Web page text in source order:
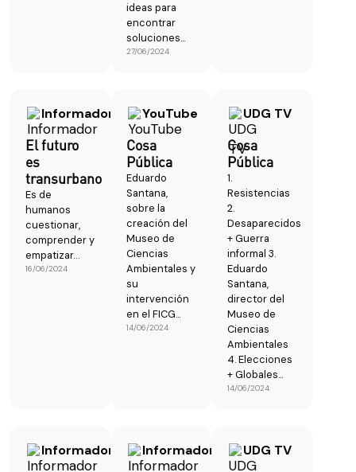
ideas para
encontrar
soluciones...
27/06/2024
Informador
El futuro
es
transurbano
Es de
humanos
cuestionar,
comprender y
empatizar…
16/06/2024
YouTube
Cosa
Pública
Eduardo
Santana,
sobre la
creación del
Museo de
Ciencias
Ambientales y
su
intervención
en el FICG...
14/06/2024
UDG TV
Cosa
Pública
1.
Resistencias
2.
Desaparecidos
+ Guerra
informal 3.
Eduardo
Santana,
director del
Museo de
Ciencias
Ambientales
4. Elecciones
+ Globales...
14/06/2024
Informador Informador UDG TV